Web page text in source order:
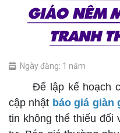
GIÁO NÊM
TRANH
Ngày đăng: 1 năm
Để lập kế hoạch
cập nhật báo giá giàn
tin không thể thiếu đối